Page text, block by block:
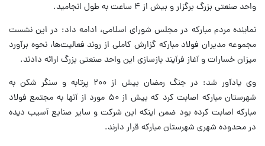
واحد صنعتی بزرگ برگزار و بیش از ۴ ساعت به طول انجامید.
نماینده مردم مبارکه در مجلس شورای اسلامی، ادامه داد: در این نشست
مجموعه مدیران فولاد مبارکه گزارش کاملی از روند فعالیت‌ها، نحوه برآورد
میزان خسارات و آغاز فرآیند بازسازی این واحد صنعتی بزرگ ارائه دادند.
وی یادآور شد: در جنگ رمضان بیش از ۲۰۰ پرتابه و سنگر شکن به
شهرستان مبارکه اصابت کرد که بیش از ۵۰ مورد از آنها به مجتمع فولاد
مبارکه اصابت کرده بود ضمن اینکه این شرکت و سایر صنایع آسیب دیده
در محدوده شهری شهرستان مبارکه قرار دارند.